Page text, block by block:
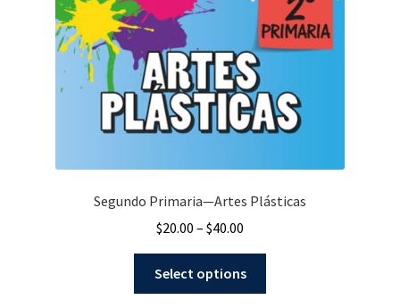
Segundo Primaria—Artes Plásticas
$20.00 – $40.00
Select options